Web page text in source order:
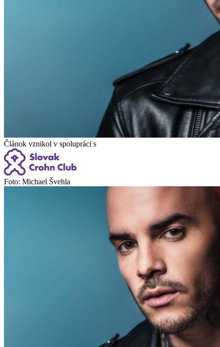
Článok vznikol v spolupráci s
Foto: Michael Švehla